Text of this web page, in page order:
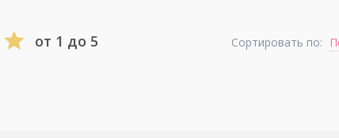
от 1 до 5 Сортировать по: